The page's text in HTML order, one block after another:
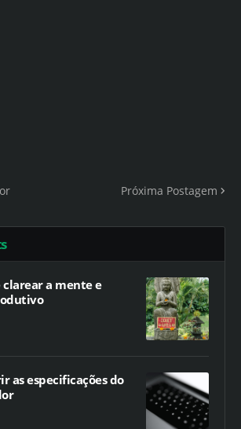
Próxima Postagem
a mente e
as especificações do